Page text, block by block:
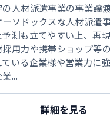
人材派遣事業の事業譲渡
ソドックスな人材派遣
予測も立てやすい上、再
採用力や携帯ショップ等
ている企業様や営業力に
...
詳細を見る